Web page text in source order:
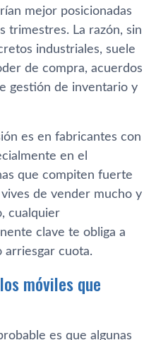
mejor posicionadas
trimestres. La razón, sin
industriales, suele
de compra, acuerdos
gestión de inventario y
es en fabricantes con
en el
que compiten fuerte
de vender mucho y
cualquier
clave te obliga a
arriesgar cuota.
móviles que
es que algunas